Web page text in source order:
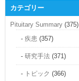
カテゴリー
Pituitary Summary (375)
疾患 (357)
研究手法 (371)
トピック (366)